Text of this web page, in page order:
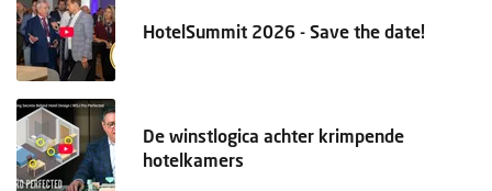
HotelSummit 2026 - Save the date!
De winstlogica achter krimpende
hotelkamers